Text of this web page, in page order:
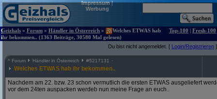
Impressum|
Werbung
Geizhals » Forum » Händler in Österreich »
Welches ETWAS hab
ihr bekommen.. (1363 Beiträge, 30580 Mal gelesen)
Top-100 | Fresh-100
Du bist nicht angemeldet. [ Login/Registrieren ]
^ Forum Händler in Österreich #5217131
Welches ETWAS hab ihr bekommen..
Nachdem am 22. bzw. 23 schon vermutlich die ersten ETWAS ausgeliefert
vor dem 24ten auspacken werdeb nun meine Frage an euch..